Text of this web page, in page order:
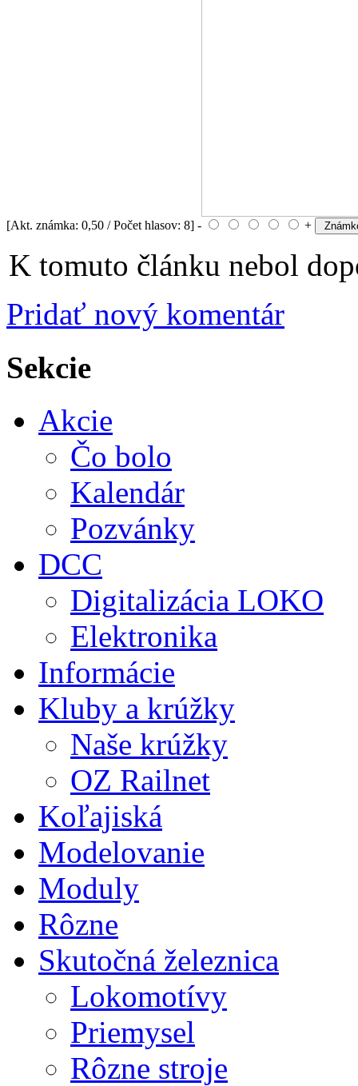
[Akt. známka: 0,50 / Počet hlasov: 8] - +
K tomuto článku nebol
Pridať nový komentár
Sekcie
Akcie
Čo bolo
Kalendár
Pozvánky
DCC
Digitalizácia LOKO
Elektronika
Informácie
Kluby a krúžky
Naše krúžky
OZ Railnet
Koľajiská
Modelovanie
Moduly
Rôzne
Skutočná železnica
Lokomotívy
Priemysel
Rôzne stroje